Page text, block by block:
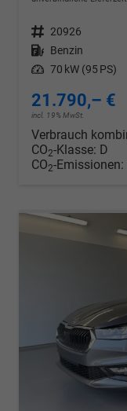
Fahrzeugnr. 20926
Kraftstoff Benzin
Leistung 70 kW (95 PS)
21.790,– €
incl. 19% MwSt.
Verbrauch
CO2-Klasse: D
CO2-Emissionen: